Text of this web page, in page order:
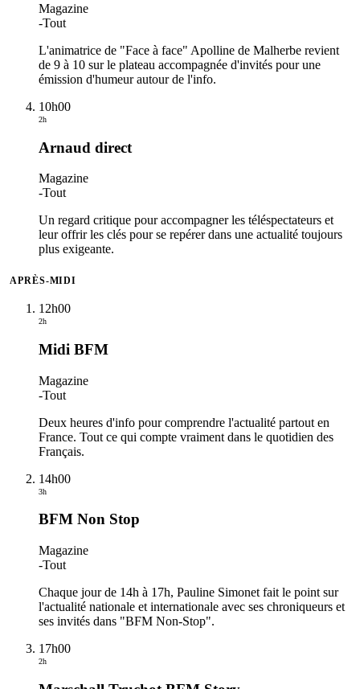
Magazine
-Tout
L'animatrice de "Face à face" Apolline de Malherbe revient
de 9 à 10 sur le plateau accompagnée d'invités pour une
émission d'humeur autour de l'info.
10h00
2h
Arnaud direct
Magazine
-Tout
Un regard critique pour accompagner les téléspectateurs et
leur offrir les clés pour se repérer dans une actualité toujours
plus exigeante.
APRÈS-MIDI
12h00
2h
Midi BFM
Magazine
-Tout
Deux heures d'info pour comprendre l'actualité partout en
France. Tout ce qui compte vraiment dans le quotidien des
Français.
14h00
3h
BFM Non Stop
Magazine
-Tout
Chaque jour de 14h à 17h, Pauline Simonet fait le point sur
l'actualité nationale et internationale avec ses chroniqueurs et
ses invités dans "BFM Non-Stop".
17h00
2h